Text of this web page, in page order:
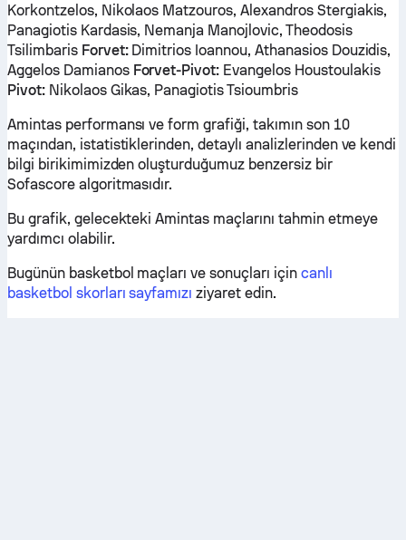
Korkontzelos, Nikolaos Matzouros, Alexandros Stergiakis,
Panagiotis Kardasis, Nemanja Manojlovic, Theodosis
Tsilimbaris Forvet:Dimitrios Ioannou, Athanasios Douzidis,
Aggelos Damianos Forvet-Pivot: Evangelos Houstoulakis
Pivot:Nikolaos Gikas, Panagiotis Tsioumbris
Amintas performansı ve form grafiği, takımın son 10
maçından, istatistiklerinden, detaylı analizlerinden ve kendi
bilgi birikimimizden oluşturduğumuz benzersiz bir
Sofascore algoritmasıdır.
Bu grafik, gelecekteki Amintas maçlarını tahmin etmeye
yardımcı olabilir.
Bugünün basketbol maçları ve sonuçları için canlı
basketbol skorları sayfamızı ziyaret edin.